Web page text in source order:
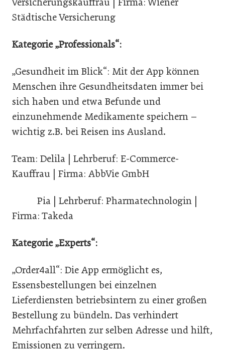
Städtische Versicherung
Kategorie „Professionals“:
„Gesundheit im Blick“: Mit der App können
Menschen ihre Gesundheitsdaten immer bei
sich haben und etwa Befunde und
einzunehmende Medikamente speichern –
wichtig z.B. bei Reisen ins Ausland.
Team: Delila | Lehrberuf: E-Commerce-
Kauffrau | Firma: AbbVie GmbH
Pia | Lehrberuf: Pharmatechnologin |
Firma: Takeda
Kategorie „Experts“:
„Order4all“: Die App ermöglicht es,
Essensbestellungen bei einzelnen
Lieferdiensten betriebsintern zu einer großen
Bestellung zu bündeln. Das verhindert
Mehrfachfahrten zur selben Adresse und hilft,
Emissionen zu verringern.